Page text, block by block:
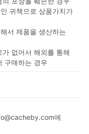
귀책으로 상품가치가
서 제품을 생산하는
없어서 해외를 통해
구매하는 경우
에